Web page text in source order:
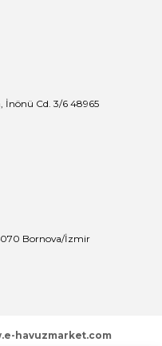
İnönü Cd. 3/6 48965
Bornova/İzmir
havuzmarket.com